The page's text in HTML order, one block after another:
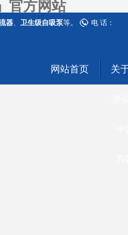
官方网站
器、 卫生级自吸泵等。 电 话：
网站首页 关